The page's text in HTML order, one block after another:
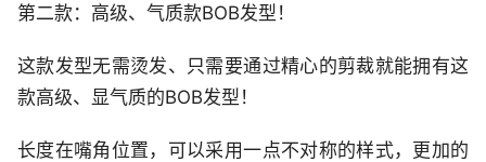
第二款：高级、气质款BOB发型！
这款发型无需烫发、只需要通过精心的剪裁就能拥有这
款高级、显气质的BOB发型！
长度在嘴角位置，可以采用一点不对称的样式，更加的